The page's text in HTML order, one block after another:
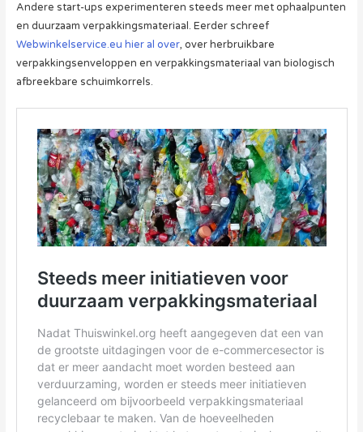
Andere start-ups experimenteren steeds meer met ophaalpunten
en duurzaam verpakkingsmateriaal. Eerder schreef
Webwinkelservice.eu hier al over, over herbruikbare
verpakkingsenveloppen en verpakkingsmateriaal van biologisch
afbreekbare schuimkorrels.